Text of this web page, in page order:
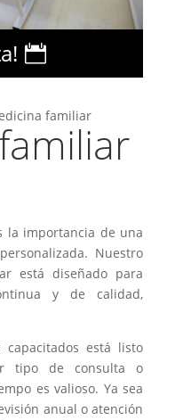
familiar
la importancia de una
Nuestro
está diseñado para
y de calidad,
está listo
tipo de consulta o
es valioso. Ya sea
anual o atención